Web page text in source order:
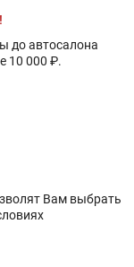
до автосалона
10 000 ₽.
Вам выбрать